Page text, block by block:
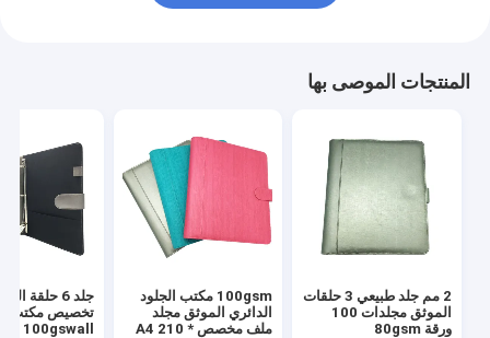
المنتجات الموصى بها
2 مم جلد طبيعي 3 حلقات
الموثق مجلدات 100
ورقة 80gsm
100gsm مكتب الجلود
الدائري الموثق مجلد
ملف مخصص A4 210 *
جلد 6 حلقة
تخصيص مكتب